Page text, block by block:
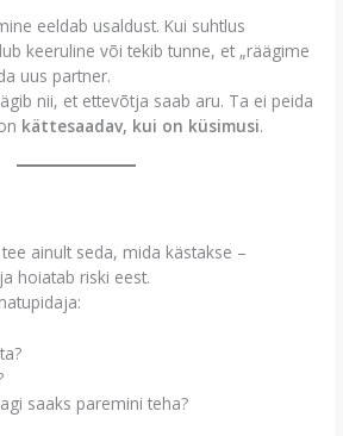
eeldab usaldust. Kui suhtlus
keeruline või tekib tunne, et „räägime
uus partner.
nii, et ettevõtja saab aru. Ta ei peida
kättesaadav, kui on küsimusi.
ainult seda, mida kästakse –
ja hoiatab riski eest.
saaks paremini teha?